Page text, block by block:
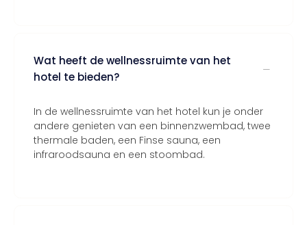
Wat heeft de wellnessruimte van het
hotel te bieden?
In de wellnessruimte van het hotel kun je onder
andere genieten van een binnenzwembad, twee
thermale baden, een Finse sauna, een
infraroodsauna en een stoombad.